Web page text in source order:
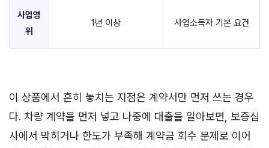
사업영
위
1년 이상 사업소득자 기본 요건
이 상품에서 흔히 놓치는 지점은 계약서만 먼저 쓰는 경우
다. 차량 계약을 먼저 넣고 나중에 대출을 알아보면, 보증심
사에서 막히거나 한도가 부족해 계약금 회수 문제로 이어